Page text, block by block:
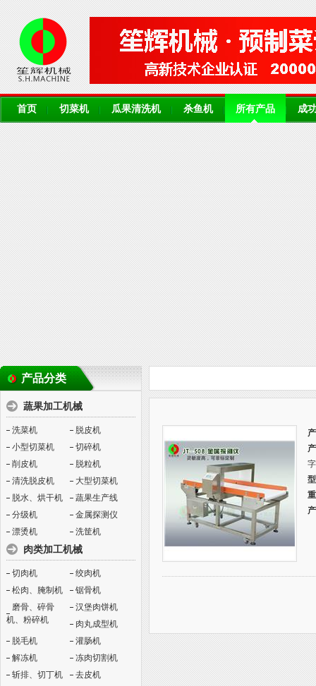
首页 切菜机 瓜果清洗机 杀鱼机 所有产品 成
产品分类
蔬果加工机械
洗菜机
脱皮机
小型切菜机
切碎机
削皮机
脱粒机
清洗脱皮机
大型切菜机
脱水、烘干机
蔬果生产线
分级机
金属探测仪
漂烫机
洗筐机
肉类加工机械
切肉机
绞肉机
松肉、腌制机
锯骨机
磨骨、碎骨
机、粉碎机
汉堡肉饼机
肉丸成型机
脱毛机
灌肠机
解冻机
冻肉切割机
斩排、切丁机
去皮机